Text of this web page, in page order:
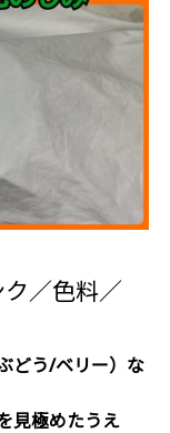
／色料／
どう/ベリー）な
見極めたうえ